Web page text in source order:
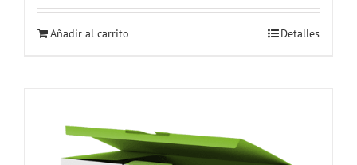
Añadir al carrito Detalles